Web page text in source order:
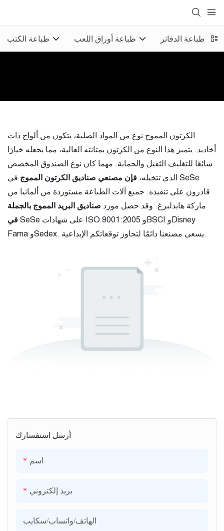
طباعة الكتب طباعة أوراق اللعب طباعة الدفاتر
أرسل استفسارك
اسم
بريد إلكتروني
الهاتف/واتساب/سكايب
الكرتون المموج نوع من المواد الصلبة، يتكون من ألواح ذات
أخاديد. يتميز هذا النوع من الكرتون بمتانته العالية، مما يجعله خيارًا
شائعًا للتغليف الثقيل والحماية. مهما كان نوع الصندوق المخصص
الذي تتخيله، فإن مصنعي صناديق الكرتون المموج في SeSe
قادرون على تنفيذه. جميع آلات الطباعة مستوردة من ألمانيا من
ماركة هايدلبرغ. وقد حصل مورد صناديق البريد المموج بالجملة
في SeSe على شهادات ISO 9001:2005 وBSCI وDisney
Fama وSedex. يسعى مصنعنا دائمًا لتجاوز توقعاتكم الإبداعية.